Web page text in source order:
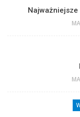
Najważniejsze